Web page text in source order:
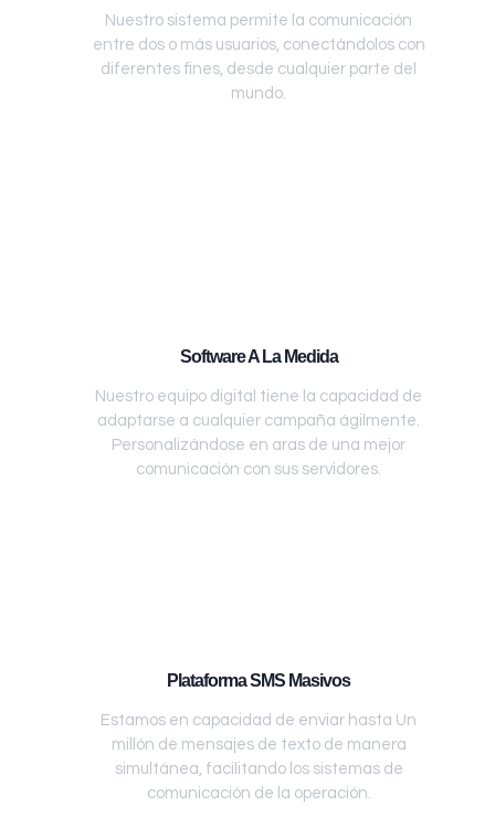
Nuestro sistema permite la comunicación
entre dos o más usuarios, conectándolos con
diferentes fines, desde cualquier parte del
mundo.
Software A La Medida
Nuestro equipo digital tiene la capacidad de
adaptarse a cualquier campaña ágilmente.
Personalizándose en aras de una mejor
comunicación con sus servidores.
Plataforma SMS Masivos
Estamos en capacidad de enviar hasta Un
millón de mensajes de texto de manera
simultánea, facilitando los sistemas de
comunicación de la operación.